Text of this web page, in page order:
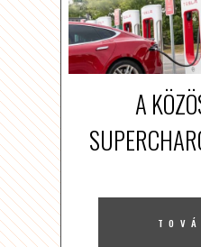
A